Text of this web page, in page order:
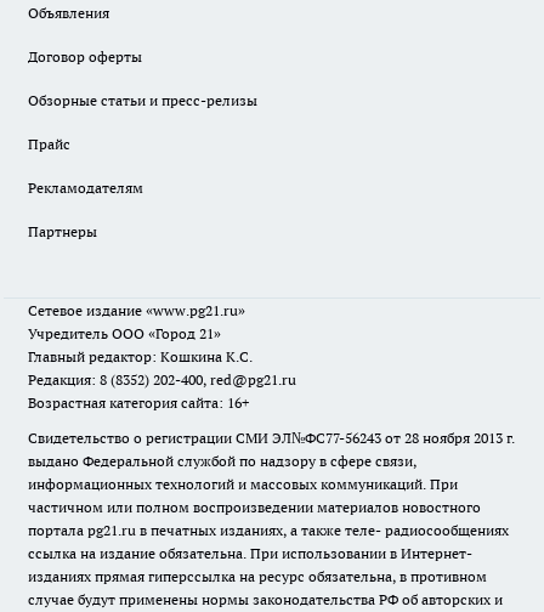
Объявления
Договор оферты
Обзорные статьи и пресс-релизы
Прайс
Рекламодателям
Партнеры
Сетевое издание «www.pg21.ru»
Учредитель ООО «Город 21»
Главный редактор: Кошкина К.С.
Редакция: 8 (8352) 202-400, red@pg21.ru
Возрастная категория сайта: 16+
Свидетельство о регистрации СМИ ЭЛ№ФС77-56243 от 28 ноября 2013 г.
выдано Федеральной службой по надзору в сфере связи,
информационных технологий и массовых коммуникаций. При
частичном или полном воспроизведении материалов новостного
портала pg21.ru в печатных изданиях, а также теле- радиосообщениях
ссылка на издание обязательна. При использовании в Интернет-
изданиях прямая гиперссылка на ресурс обязательна, в противном
случае будут применены нормы законодательства РФ об авторских и